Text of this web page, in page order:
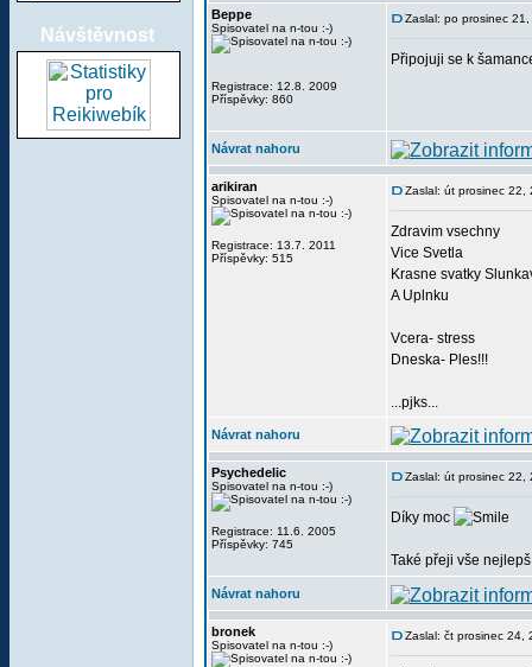
Návštěvnost
Beppe
Spisovatel na n-tou :-)
Registrace: 12.8. 2009
Příspěvky: 860
Zaslal: po prosinec
Připojuji se k
Návrat nahoru
arikiran
Spisovatel na n-tou :-)
Registrace: 13.7. 2011
Příspěvky: 515
Zaslal: út prosinec 22,
Zdravim vsechny
Vice Svetla
Krasne svatky
A Uplnku
Vcera- stress
Dneska- Ples!!!
...pjks...
Návrat nahoru
Psychedelic
Spisovatel na n-tou :-)
Registrace: 11.6. 2005
Příspěvky: 745
Zaslal: út prosinec 22,
Díky moc
Také přeji vše
Návrat nahoru
bronek
Spisovatel na n-tou :-)
Zaslal: čt prosinec 24,